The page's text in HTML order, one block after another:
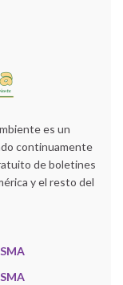
es un
continuamente
de boletines
y el resto del